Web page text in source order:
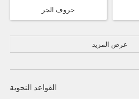
حروف الجر
عرض المزيد
القواعد النحوية